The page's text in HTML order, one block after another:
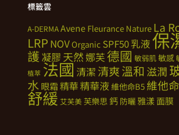
標籤雲
A-DERMAAvene Fleurance Nature La
LRP NOVOrganic SPF50乳液 保
護凝膠 天然娜芙德國 敏弱肌敏感
植萃 法國清潔 清爽溫和 滋潤
水 眼霜 精華精華液 維他命B5 維他
舒緩 艾芙美芙樂思鈣 防曬雅漾面膜